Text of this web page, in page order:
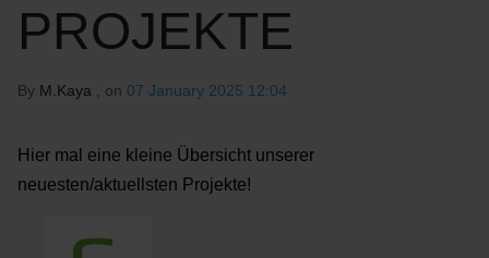
PROJEKTE
By M.Kaya , on 07 January 2025 12:04
Hier mal eine kleine Übersicht unserer
neuesten/aktuellsten Projekte!